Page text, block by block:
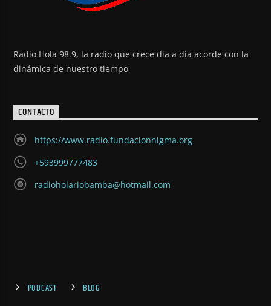
Radio Hola 98.9, la radio que crece día a día acorde con la
dinámica de nuestro tiempo
CONTACTO
https://www.radio.fundacionnigma.org
+593999777483
radioholariobamba@hotmail.com
PODCAST BLOG